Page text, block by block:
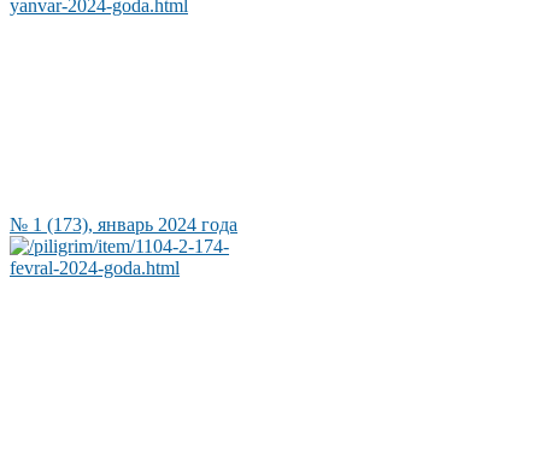
№ 1 (173), январь 2024 года